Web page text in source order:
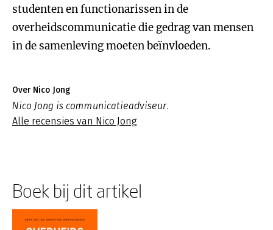
studenten en functionarissen in de
overheidscommunicatie die gedrag van mensen
in de samenleving moeten beïnvloeden.
Over Nico Jong
Nico Jong is communicatieadviseur.
Alle recensies van Nico Jong
Boek bij dit artikel